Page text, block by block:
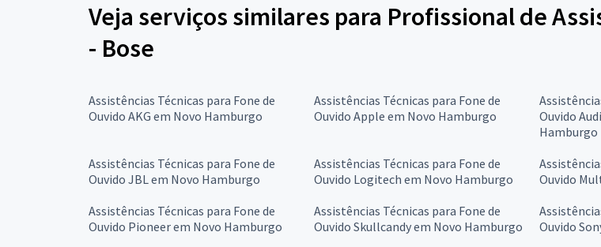
Veja serviços similares para Profissional de
- Bose
Assistências Técnicas para Fone de
Ouvido AKG em Novo Hamburgo
Assistências Técnicas para Fone de
Ouvido Apple em Novo Hamburgo
Ouvido
Hamburgo
Assistências Técnicas para Fone de
Ouvido JBL em Novo Hamburgo
Assistências Técnicas para Fone de
Ouvido Logitech em Novo Hamburgo
Ouvido
Assistências Técnicas para Fone de
Ouvido Pioneer em Novo Hamburgo
Assistências Técnicas para Fone de
Ouvido Skullcandy em Novo Hamburgo
Ouvido